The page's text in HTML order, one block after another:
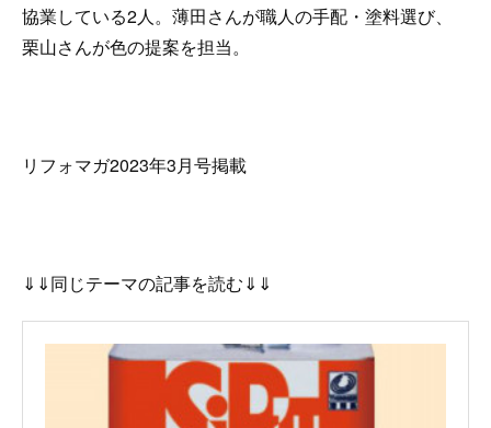
協業している2人。薄田さんが職人の手配・塗料選び、
栗山さんが色の提案を担当。
リフォマガ2023年3月号掲載
⇓⇓同じテーマの記事を読む⇓⇓